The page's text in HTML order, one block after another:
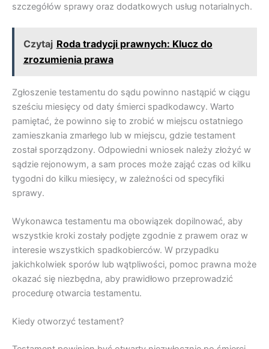
szczegółów sprawy oraz dodatkowych usług notarialnych.
Czytaj Roda tradycji prawnych: Klucz do
zrozumienia prawa
Zgłoszenie testamentu do sądu powinno nastąpić w ciągu
sześciu miesięcy od daty śmierci spadkodawcy. Warto
pamiętać, że powinno się to zrobić w miejscu ostatniego
zamieszkania zmarłego lub w miejscu, gdzie testament
został sporządzony. Odpowiedni wniosek należy złożyć w
sądzie rejonowym, a sam proces może zająć czas od kilku
tygodni do kilku miesięcy, w zależności od specyfiki
sprawy.
Wykonawca testamentu ma obowiązek dopilnować, aby
wszystkie kroki zostały podjęte zgodnie z prawem oraz w
interesie wszystkich spadkobierców. W przypadku
jakichkolwiek sporów lub wątpliwości, pomoc prawna może
okazać się niezbędna, aby prawidłowo przeprowadzić
procedurę otwarcia testamentu.
Kiedy otworzyć testament?